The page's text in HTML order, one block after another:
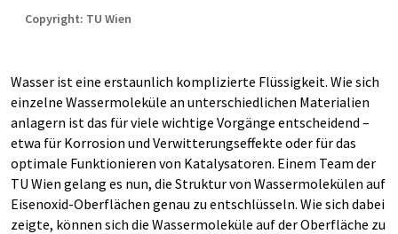
Copyright: TU Wien
Wasser ist eine erstaunlich komplizierte Flüssigkeit. Wie sich
einzelne Wassermoleküle an unterschiedlichen Materialien
anlagern ist das für viele wichtige Vorgänge entscheidend –
etwa für Korrosion und Verwitterungseffekte oder für das
optimale Funktionieren von Katalysatoren. Einem Team der
TU Wien gelang es nun, die Struktur von Wassermolekülen auf
Eisenoxid-Oberflächen genau zu entschlüsseln. Wie sich dabei
zeigte, können sich die Wassermoleküle auf der Oberfläche zu